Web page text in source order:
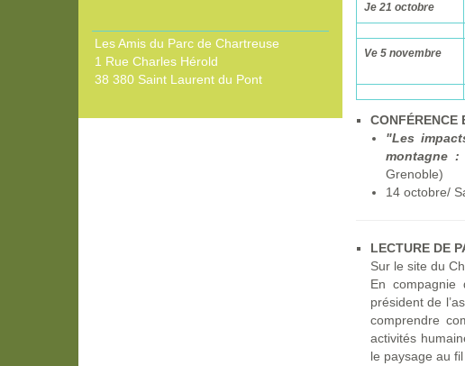
Je 21 octobre
Ve 5 novembre
CONFÉRENCE
"Les
montagne
Grenoble)
14 octobre/
LECTURE DE
Sur le site du
En compagnie
président de
comprendre
activités
le paysage au
Les Amis du Parc de Chartreuse
1 Rue Charles Hérold
38 380 Saint Laurent du Pont